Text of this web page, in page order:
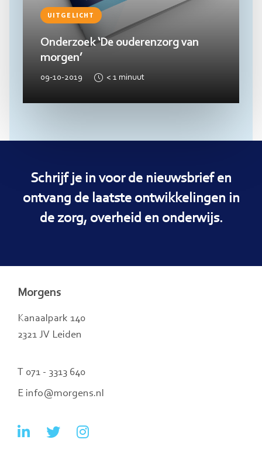
UITGELICHT
Onderzoek ‘De ouderenzorg van
morgen’
09-10-2019 < 1 minuut
Schrijf je in voor de nieuwsbrief en
ontvang de laatste ontwikkelingen in
de zorg, overheid en onderwijs.
Morgens
Kanaalpark 140
2321 JV Leiden
T 071 - 3313 640
E info@morgens.nl
Ga
Ga
Ga